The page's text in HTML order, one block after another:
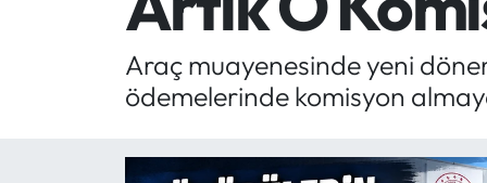
Araç muayenesinde yeni
ödemelerinde komisyon
Politik Kulis
Son Dakika Haberleri
Haber Arşivi